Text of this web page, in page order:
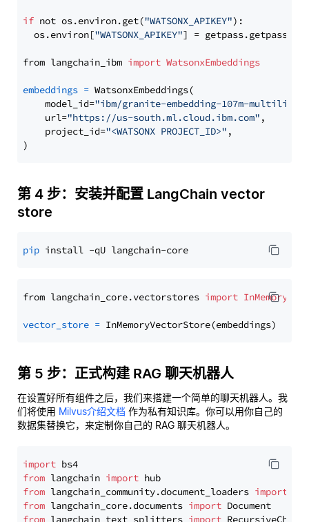
if not os.environ.get("WATSONX_APIKEY"):
  os.environ[
"WATSONX_APIKEY"] = getpass.getpass(
from langchain_ibm import WatsonxEmbeddings
embeddings = WatsonxEmbeddings(
    model_id=
"ibm/granite-embedding-107m-
    url=
"https://us-south.ml.cloud.ibm.com" ,
    project_id=
"<WATSONX PROJECT_ID>" ,
第 4 步：安装并配置 LangChain vector
store
pip
from langchain_core.vectorstores import
vector_store =
第 5 步：正式构建 RAG 聊天机器人
在设置好所有组件之后，我们来搭建一个简单的聊天机器人。我
们将使用 Milvus介绍文档 作为私有知识库。你可以用你自己的
数据集替换它，来定制你自己的 RAG 聊天机器人。
import
from langchain import
from langchain_community.document_loaders import
from langchain_core.documents import
from langchain_text_splitters import